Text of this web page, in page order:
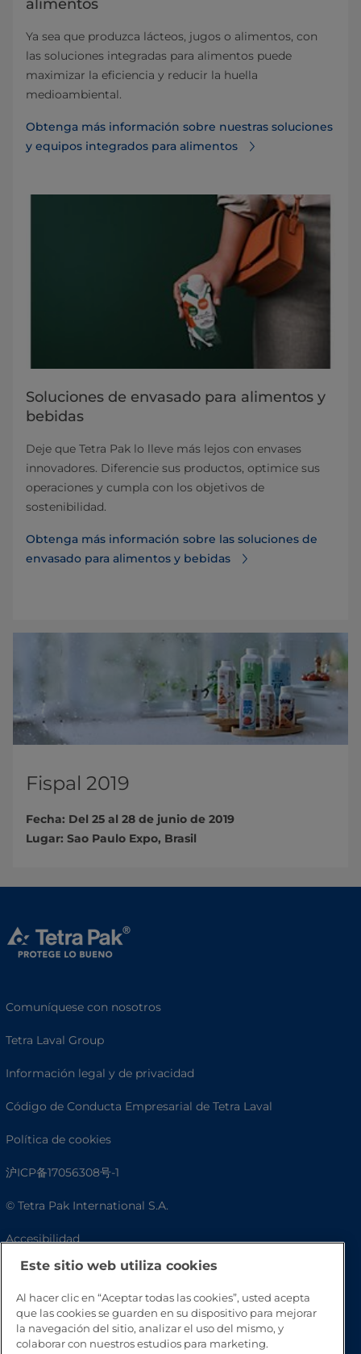
alimentos
Ya sea que produzca lácteos, jugos o alimentos, con
las soluciones integradas para alimentos puede
maximizar la eficiencia y reducir la huella
medioambiental.
Obtenga más información sobre nuestras soluciones
y equipos integrados para alimentos
Soluciones de envasado para alimentos y
bebidas
Deje que Tetra Pak lo lleve más lejos con envases
innovadores. Diferencie sus productos, optimice sus
operaciones y cumpla con los objetivos de
sostenibilidad.
Obtenga más información sobre las soluciones de
envasado para alimentos y bebidas
Fispal 2019
Fecha: Del 25 al 28 de junio de 2019
Lugar: Sao Paulo Expo, Brasil
Comuníquese con nosotros
Tetra Laval Group
Información legal y de privacidad
Código de Conducta Empresarial de Tetra Laval
Política de cookies
沪ICP备17056308号-1
© Tetra Pak International S.A.
Accesibilidad
Preguntas frecuentes
Este sitio web utiliza cookies
Al hacer clic en “Aceptar todas las cookies”, usted acepta
que las cookies se guarden en su dispositivo para mejorar
la navegación del sitio, analizar el uso del mismo, y
colaborar con nuestros estudios para marketing.